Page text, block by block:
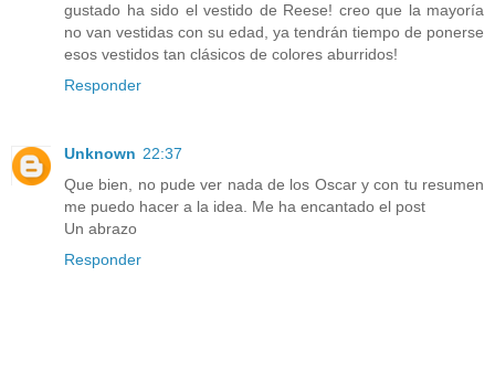
gustado ha sido el vestido de Reese! creo que la mayoría
no van vestidas con su edad, ya tendrán tiempo de ponerse
esos vestidos tan clásicos de colores aburridos!
Responder
Unknown 22:37
Que bien, no pude ver nada de los Oscar y con tu resumen
me puedo hacer a la idea. Me ha encantado el post
Un abrazo
Responder